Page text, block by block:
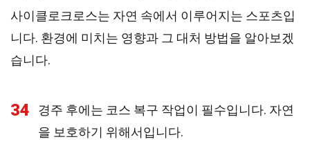
사이클로크로스는 자연 속에서 이루어지는 스포츠입
니다. 환경에 미치는 영향과 그 대처 방법을 알아보겠
습니다.
34
경주 후에는 코스 복구 작업이 필수입니다. 자연
을 보호하기 위해서입니다.